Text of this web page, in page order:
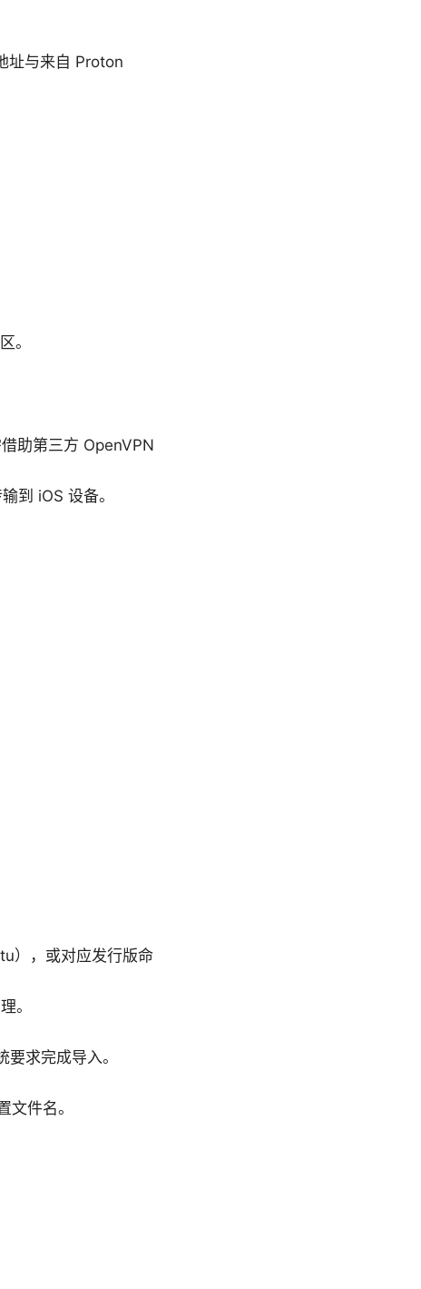
址与来自 Proton
。
助第三方 OpenVPN
到 iOS 设备。
），或对应发行版命
。
求完成导入。
件名。